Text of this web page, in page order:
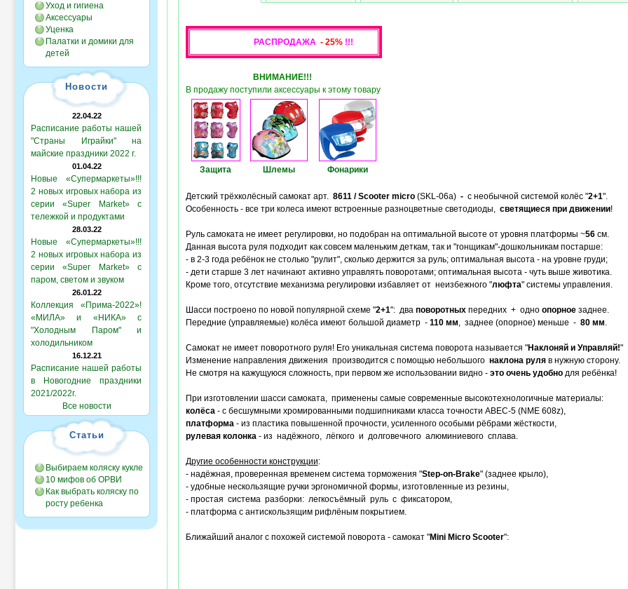
Уход и гигиена
Аксессуары
Уценка
Палатки и домики для
детей
Новости
22.04.22
Расписание работы нашей
"Страны Играйки" на
майские праздники 2022 г.
01.04.22
Новые «Супермаркеты»!!!
2 новых игровых набора из
серии «Super Market» с
тележкой и продуктами
28.03.22
Новые «Супермаркеты»!!!
2 новых игровых набора из
серии «Super Market» с
паром, светом и звуком
26.01.22
Коллекция «Прима-2022»!
«МИЛА» и «НИКА» с
"Холодным Паром" и
холодильником
16.12.21
Расписание нашей работы
в Новогодние праздники
2021/2022г.
Все новости
Статьи
Выбираем коляску кукле
10 мифов об ОРВИ
Как выбрать коляску по
росту ребенка
РАСПРОДАЖА - 25% !!!
ВНИМАНИЕ!!!
В продажу поступили аксессуары к этому товару
Защита Шлемы Фонарики
Детский трёхколёсный самокат арт. 8611 / Scooter micro (SKL-06a) - с необычной системой колёс "2+1".
Особенность - все три колеса имеют встроенные разноцветные светодиоды, светящиеся при движении!
Руль самоката не имеет регулировки, но подобран на оптимальной высоте от уровня платформы ~56см.
Данная высота руля подходит как совсем маленьким деткам, так и "гонщикам"-дошкольникам постарше:
- в 2-3 года ребёнок не столько "рулит", сколько держится за руль; оптимальная высота - на уровне груди;
- дети старше 3 лет начинают активно управлять поворотами; оптимальная высота - чуть выше животика.
Кроме того, отсутствие механизма регулировки избавляет от неизбежного "люфта" системы управления.
Шасси построено по новой популярной схеме "2+1": два поворотныхпередних + одно опорноезаднее.
Передние (управляемые) колёса имеют большой диаметр - 110 мм, заднее (опорное) меньше - 80 мм.
Самокат не имеет поворотного руля! Его уникальная система поворота называется "Наклоняй и Управляй!"
Изменение направления движения производится с помощью небольшого наклона руляв нужную сторону.
Не смотря на кажущуюся сложность, при первом же использовании видно - это очень удобнодля ребёнка!
При изготовлении шасси самоката, применены самые современные высокотехнологичные материалы:
колёса- с бесшумными хромированными подшипниками класса точности ABEC-5 (NME 608z),
платформа- из пластика повышенной прочности, усиленного особыми рёбрами жёсткости,
рулевая колонка- из надёжного, лёгкого и долговечного алюминиевого сплава.
Другие особенности конструкции:
- надёжная, проверенная временем система торможения "Step-on-Brake" (заднее крыло),
- удобные нескользящие ручки эргономичной формы, изготовленные из резины,
- простая система разборки: легкосъёмный руль с фиксатором,
- платформа с антискользящим рифлёным покрытием.
Ближайший аналог с похожей системой поворота - самокат "Mini Micro Scooter":